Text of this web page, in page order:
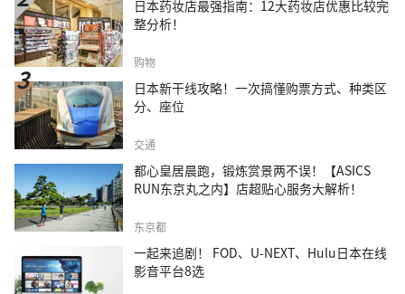
日本药妆店最强指南：12大药妆店优惠比较完
整分析！
购物
日本新干线攻略！一次搞懂购票方式、种类区
分、座位
交通
都心皇居晨跑，锻炼赏景两不误！【ASICS
RUN东京丸之内】店超贴心服务大解析！
东京都
一起来追剧！ FOD、U-NEXT、Hulu日本在线
影音平台8选